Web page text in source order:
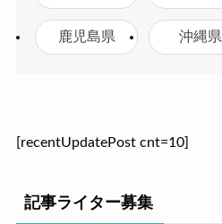
鹿児島県 沖縄県
[recentUpdatePost cnt=10]
記事ライター募集